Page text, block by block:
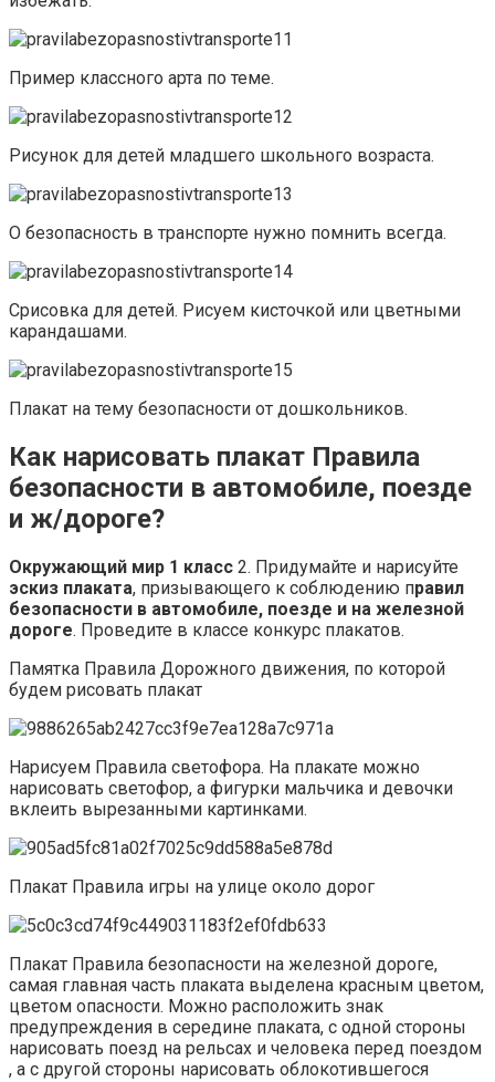
Пример классного арта по теме.
Рисунок для детей младшего школьного возраста.
О безопасность в транспорте нужно помнить всегда.
Срисовка для детей. Рисуем кисточкой или цветными
карандашами.
Плакат на тему безопасности от дошкольников.
Как нарисовать плакат Правила
безопасности в автомобиле, поезде
и ж/дороге?
Окружающий мир 1 класс 2. Придумайте и нарисуйте
эскиз плаката, призывающего к соблюдению правил
безопасности в автомобиле, поезде и на железной
дороге. Проведите в классе конкурс плакатов.
Памятка Правила Дорожного движения, по которой
будем рисовать плакат
Нарисуем Правила светофора. На плакате можно
нарисовать светофор, а фигурки мальчика и девочки
вклеить вырезанными картинками.
Плакат Правила игры на улице около дорог
Плакат Правила безопасности на железной дороге,
самая главная часть плаката выделена красным цветом,
цветом опасности. Можно расположить знак
предупреждения в середине плаката, с одной стороны
нарисовать поезд на рельсах и человека перед поездом
, а с другой стороны нарисовать облокотившегося